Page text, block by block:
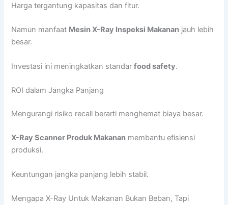
Harga tergantung kapasitas dan fitur.
Namun manfaat Mesin X-Ray Inspeksi Makanan jauh lebih
besar.
Investasi ini meningkatkan standarfood safety.
ROI dalam Jangka Panjang
Mengurangi risiko recall berarti menghemat biaya besar.
X-Ray Scanner Produk Makanan membantu efisiensi
produksi.
Keuntungan jangka panjang lebih stabil.
Mengapa X-Ray Untuk Makanan Bukan Beban, Tapi